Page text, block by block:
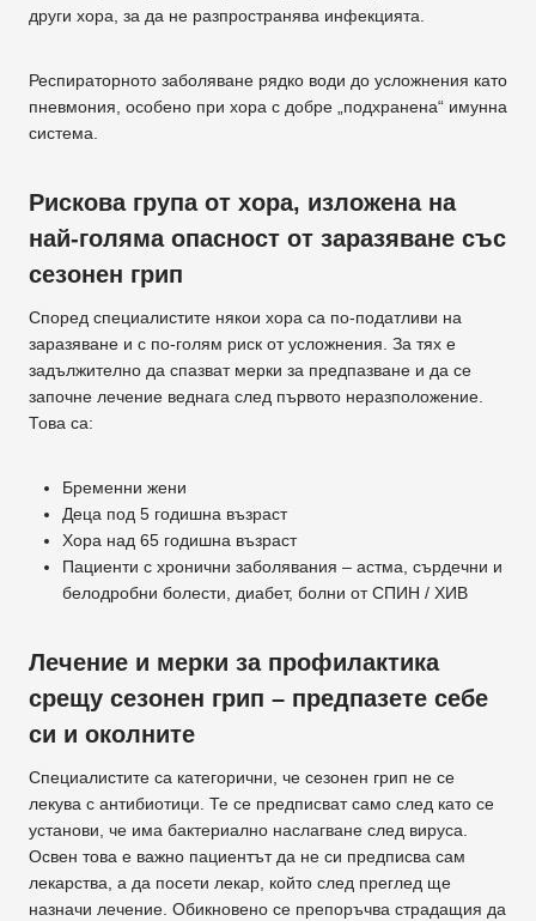
други хора, за да не разпространява инфекцията.
Респираторното заболяване рядко води до усложнения като
пневмония, особено при хора с добре „подхранена“ имунна
система.
Рискова група от хора, изложена на
най-голяма опасност от заразяване със
сезонен грип
Според специалистите някои хора са по-податливи на
заразяване и с по-голям риск от усложнения. За тях е
задължително да спазват мерки за предпазване и да се
започне лечение веднага след първото неразположение.
Това са:
Бременни жени
Деца под 5 годишна възраст
Хора над 65 годишна възраст
Пациенти с хронични заболявания – астма, сърдечни и
белодробни болести, диабет, болни от СПИН / ХИВ
Лечение и мерки за профилактика
срещу сезонен грип – предпазете себе
си и околните
Специалистите са категорични, че сезонен грип не се
лекува с антибиотици. Те се предписват само след като се
установи, че има бактериално наслагване след вируса.
Освен това е важно пациентът да не си предписва сам
лекарства, а да посети лекар, който след преглед ще
назначи лечение. Обикновено се препоръчва страдащия да